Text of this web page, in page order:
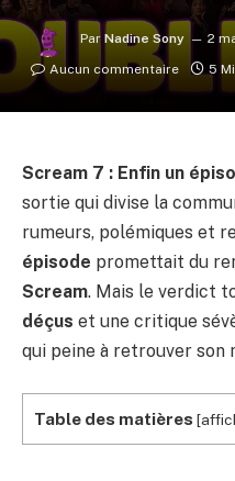
Par Nadine Sony
2
Aucun commentaire
5
Scream 7 : Enfin un
sortie qui divise la
rumeurs, polémiques et
épisode promettait du
Scream. Mais le verdict
déçus et une critique
qui peine à retrouver son
Table des matières [